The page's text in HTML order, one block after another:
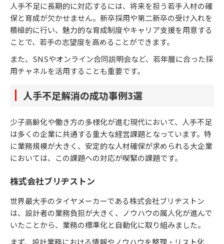
人手不足に長期的に対応するには、将来を担う若手人材の確
保と育成が欠かせません。新卒採用や第二新卒の受け入れを
積極的に行い、魅力的な育成制度やキャリア支援を用意する
ことで、若手の志望度を高めることができます。
また、SNSやオンライン合同説明会など、若年層に合った採
用チャネルを活用することも重要です。
人手不足解消の成功事例3選
少子高齢化や働き方の多様化が進む現代において、人手不足
は多くの企業に共通する重大な経営課題となっています。特
に業務規模が大きく、安定的な人材確保が求められる大企業
においては、この課題への対応が喫緊の課題です。
株式会社ブリヂストン
世界最大手のタイヤメーカーである株式会社ブリヂストン
は、設計者の業務負担が大きく、ノウハウの属人化が進んで
いたことから、業務の標準化と自動化に取り組みました。​
まず、設計業務における情報やノウハウを整理・リスト化